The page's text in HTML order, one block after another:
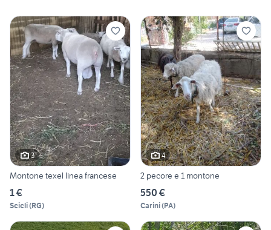
3
Montone texel linea francese
1 €
Scicli(RG)
4
2 pecore e 1 montone
550 €
Carini(PA)